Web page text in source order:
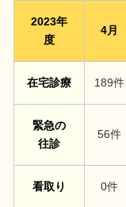
2023年
度
4月
在宅診療 189件
緊急の
往診
56件
看取り 0件